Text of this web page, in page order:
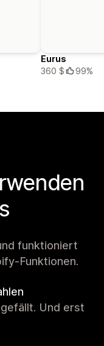
Eurus
360 $
99%
funktioniert
Funktionen.
Und erst